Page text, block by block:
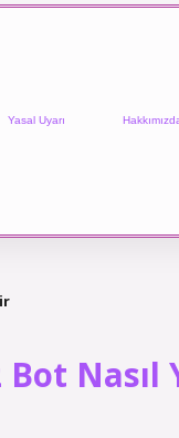
Yasal Uyarı
Nasıl